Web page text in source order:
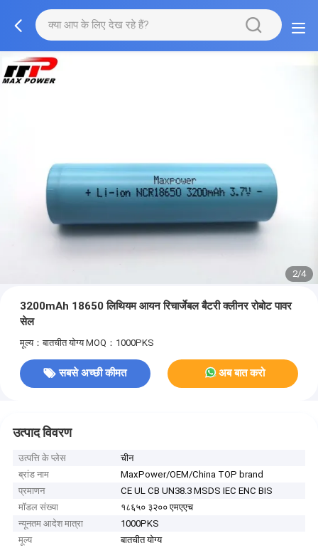
2/4
3200mAh 18650 लिथियम आयन रिचार्जेबल बैटरी क्लीनर रोबोट पावर
सेल
मूल्य：बातचीत योग्य MOQ：1000PKS
सबसे अच्छी कीमत अब बात करो
उत्पाद विवरण
उत्पत्ति के प्लेस
चीन
ब्रांड नाम
MaxPower/OEM/China TOP brand
प्रमाणन
CE UL CB UN38.3 MSDS IEC ENC BIS
मॉडल संख्या
१८६५० ३२०० एमएएच
न्यूनतम आदेश मात्रा
1000PKS
मूल्य
बातचीत योग्य